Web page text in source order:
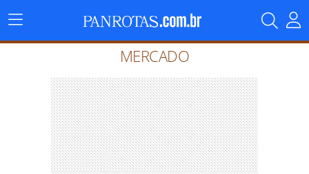
Menu
Principal
MERCADO